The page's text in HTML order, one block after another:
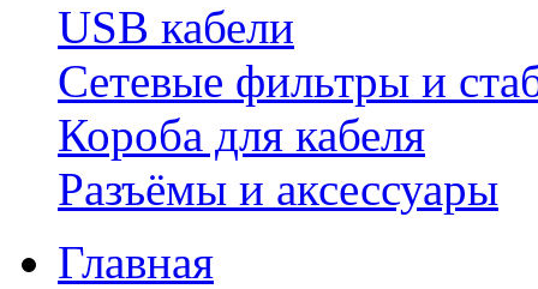
USB кабели
Сетевые фильтры и
Короба для кабеля
Разъёмы и аксессуары
Главная